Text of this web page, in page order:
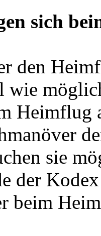
sich
den
wie
Heimflug
sie
der
beim